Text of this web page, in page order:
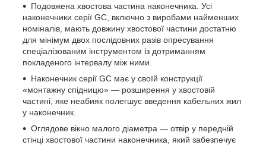
Подовжена хвостова частина наконечника. Усі
наконечники серії GC, включно з виробами найменших
номіналів, мають довжину хвостової частини достатню
для мінімум двох послідовних разів опресування
спеціалізованим інструментом із дотриманням
покладеного інтервалу між ними.
Наконечник серії GC має у своїй конструкції
«монтажну спідницю» — розширення у хвостовій
частині, яке неабияк полегшує введення кабельних жил
у наконечник.
Оглядове вікно малого діаметра — отвір у передній
стінці хвостової частини наконечника, який забезпечує